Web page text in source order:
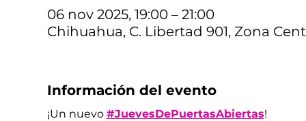
06 nov 2025, 19:00 – 21:00
Chihuahua, C. Libertad 901, Zona
Información del evento
¡Un nuevo #JuevesDePuertasAbiertas!